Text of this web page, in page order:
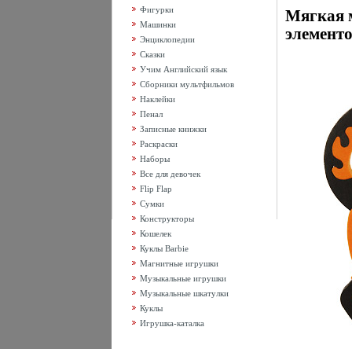
Фигурки
Машинки
Энциклопедии
Сказки
Учим Английский язык
Сборники мультфильмов
Наклейки
Пенал
Записные книжки
Раскраски
Наборы
Все для девочек
Flip Flap
Сумки
Конструкторы
Кошелек
Куклы Barbie
Магнитные игрушки
Музыкальные игрушки
Музыкальные шкатулки
Куклы
Игрушка-каталка
Мягкая